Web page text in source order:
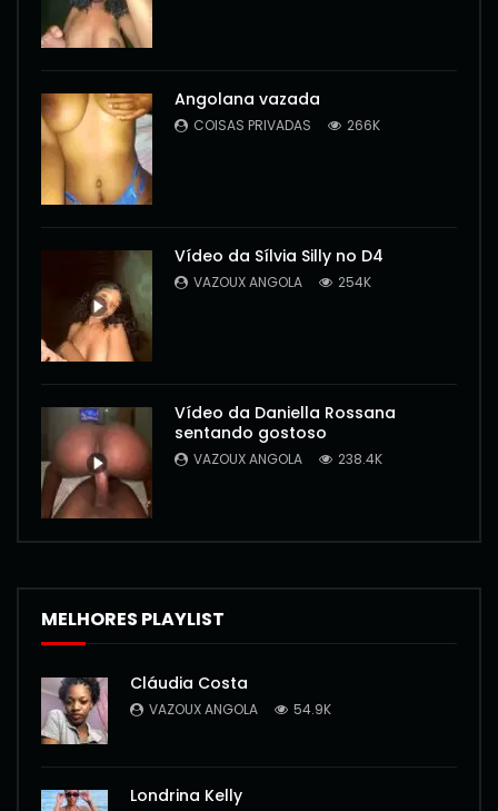
Angolana vazada
COISAS PRIVADAS 266K
Vídeo da Sílvia Silly no D4
VAZOUX ANGOLA 254K
Vídeo da Daniella Rossana
sentando gostoso
VAZOUX ANGOLA 238.4K
MELHORES PLAYLIST
Cláudia Costa
VAZOUX ANGOLA 54.9K
Londrina Kelly